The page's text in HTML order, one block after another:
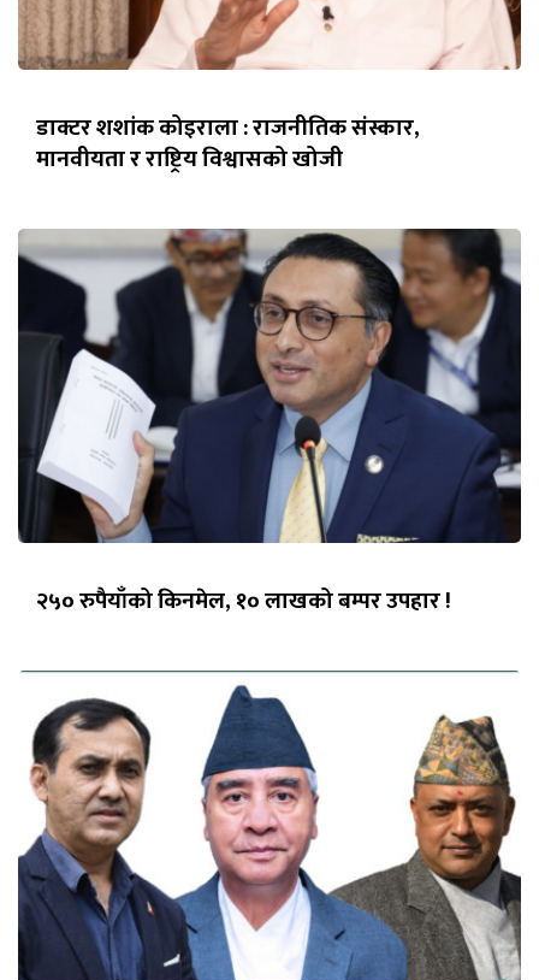
डाक्टर शशांक कोइराला : राजनीतिक संस्कार,
मानवीयता र राष्ट्रिय विश्वासको खोजी
२५० रुपैयाँको किनमेल, १० लाखको बम्पर उपहार !